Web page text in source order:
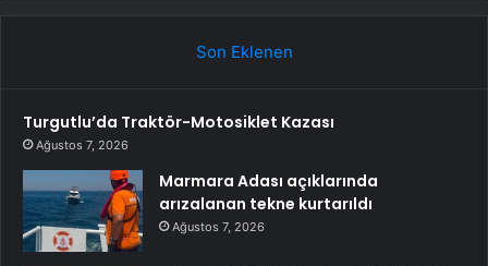
Son Eklenen
Turgutlu’da Traktör-Motosiklet Kazası
Ağustos 7, 2026
Marmara Adası açıklarında
arızalanan tekne kurtarıldı
Ağustos 7, 2026